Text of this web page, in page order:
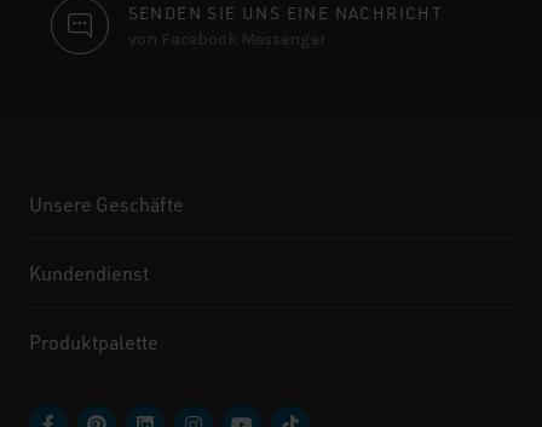
SENDEN SIE UNS EINE NACHRICHT
von Facebook Messenger
Unsere Geschäfte
Kundendienst
Produktpalette